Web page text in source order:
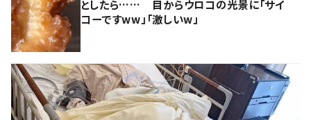
としたら…… 目からウロコの光景に「サイ
コーですww」「激しいw」